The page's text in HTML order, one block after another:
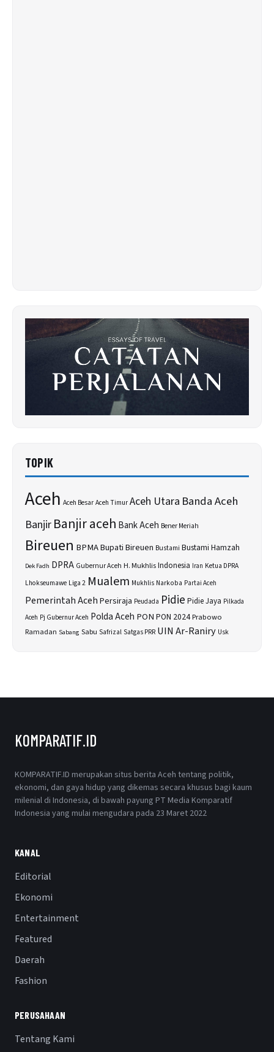
TOPIK
Aceh Aceh BesarAceh TimurAceh Utara Banda Aceh
BanjirBanjir aceh Bank Aceh Bener Meriah
Bireuen BPMABupati Bireuen Bustami Bustami Hamzah
Dek Fadh DPRA Gubernur Aceh H. MukhlisIndonesia Iran Ketua DPRA
Lhokseumawe Liga 2 Mualem Mukhlis Narkoba Partai Aceh
Pemerintah AcehPersiraja Peudada Pidie Pidie Jaya Pilkada
Aceh Pj Gubernur Aceh Polda Aceh PON PON 2024Prabowo
Ramadan Sabang Sabu SafrizalSatgas PRR UIN Ar-Raniry Usk
KOMPARATIF.ID
KOMPARATIF.ID merupakan situs berita Aceh tentang politik,
ekonomi, dan gaya hidup yang dikemas secara khusus bagi kaum
milenial di Indonesia, di bawah payung PT Media Komparatif
Indonesia yang mulai mengudara pada 23 Maret 2022
KANAL
Editorial
Ekonomi
Entertainment
Featured
Daerah
Fashion
PERUSAHAAN
Tentang Kami